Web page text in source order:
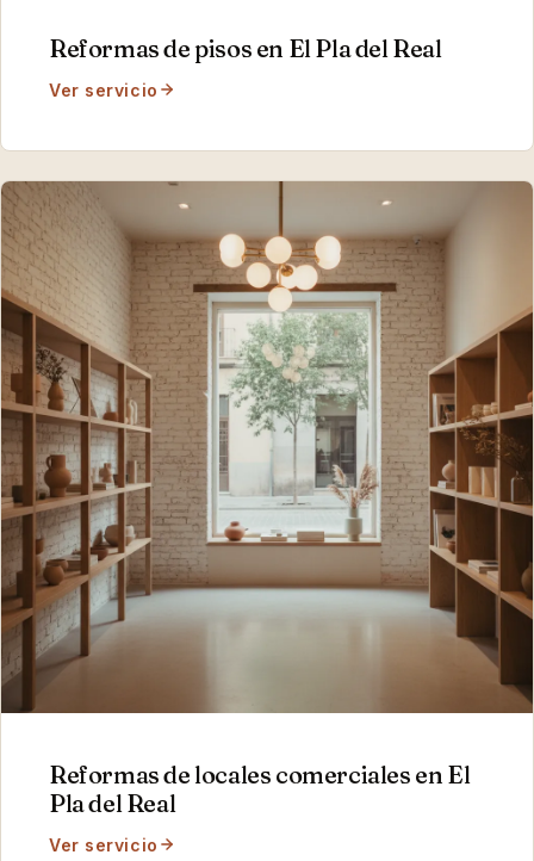
Reformas de pisos en El Pla del Real
Ver servicio
Reformas de locales comerciales en El
Pla del Real
Ver servicio